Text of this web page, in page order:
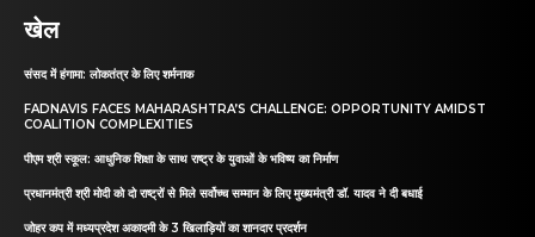
खेल
संसद में हंगामा: लोकतंत्र के लिए शर्मनाक
FADNAVIS FACES MAHARASHTRA’S CHALLENGE: OPPORTUNITY AMIDST
COALITION COMPLEXITIES
पीएम श्री स्कूल: आधुनिक शिक्षा के साथ राष्ट्र के युवाओं के भविष्य का निर्माण
प्रधानमंत्री श्री मोदी को दो राष्ट्रों से मिले सर्वोच्च सम्मान के लिए मुख्यमंत्री डॉ. यादव ने दी बधाई
जोहर कप में मध्यप्रदेश अकादमी के 3 खिलाड़ियों का शानदार प्रदर्शन